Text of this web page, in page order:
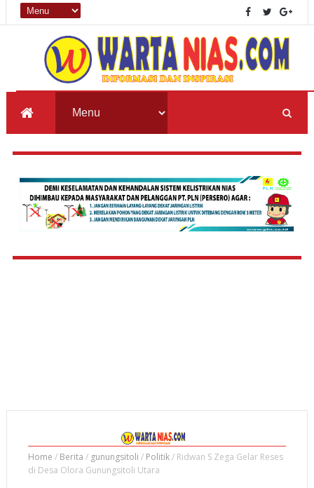
Home / Berita / gunungsitoli / Politik/ Ridwan S Zega Gelar Reses
di Desa Olora Gunungsitoli Utara